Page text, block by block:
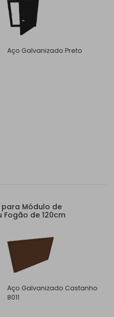
Aço Galvanizado Preto
Módulo de
Fogão de 120cm
Aço Galvanizado Castanho
8011